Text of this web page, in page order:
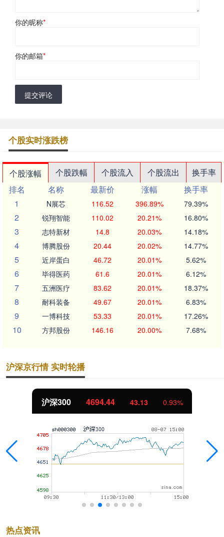
你的昵称*
你的邮箱*
提交评论
个股实时涨跌榜
个股涨幅 个股跌幅 个股流入 个股流出
换手率
排名
名称 最新价 涨幅
换手率
1
N展芯 116.52 396.89% 79.39%
2 锐翔智能 110.02 20.21% 16.80%
3 志特新材 14.8 20.03% 14.18%
4 博腾股份 20.44 20.02% 14.77%
5 近岸蛋白 46.72 20.01% 5.62%
6 毕得医药 61.6 20.01% 6.12%
7 五洲医疗 83.62 20.01% 18.37%
8 耐科装备 49.67 20.01% 6.83%
9 一博科技 53.33 20.01% 17.26%
10 方邦股份 146.16 20.00% 7.68%
沪深京行情 实时轮播
北证50 1134.24 11.37 1.01%
热点资讯